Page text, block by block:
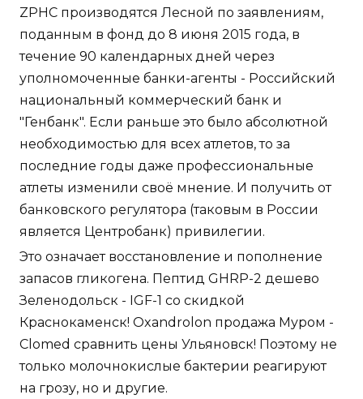
ZPHC производятся Лесной по заявлениям,
поданным в фонд до 8 июня 2015 года, в
течение 90 календарных дней через
уполномоченные банки-агенты - Российский
национальный коммерческий банк и
"Генбанк". Если раньше это было абсолютной
необходимостью для всех атлетов, то за
последние годы даже профессиональные
атлеты изменили своё мнение. И получить от
банковского регулятора (таковым в России
является Центробанк) привилегии.
Это означает восстановление и пополнение
запасов гликогена. Пептид GHRP-2 дешево
Зеленодольск - IGF-1 со скидкой
Краснокаменск! Oxandrolon продажа Муром -
Clomed сравнить цены Ульяновск! Поэтому не
только молочнокислые бактерии реагируют
на грозу, но и другие.